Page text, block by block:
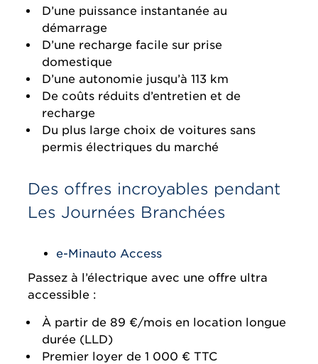
D’une puissance instantanée au
démarrage
D’une recharge facile sur prise
domestique
D’une autonomie jusqu’à 113 km
De coûts réduits d’entretien et de
recharge
Du plus large choix de voitures sans
permis électriques du marché
Des offres incroyables pendant
Les Journées Branchées
e-Minauto Access
Passez à l’électrique avec une offre ultra
accessible :
À partir de 89 €/mois en location longue
durée (LLD)
Premier loyer de 1 000 € TTC